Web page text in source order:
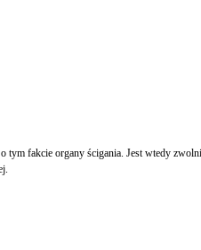
tym fakcie organy ścigania. Jest wtedy